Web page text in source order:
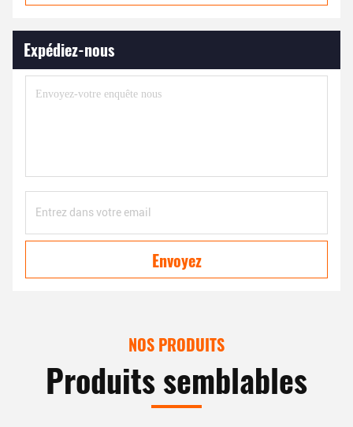
Expédiez-nous
Envoyez
NOS PRODUITS
Produits semblables